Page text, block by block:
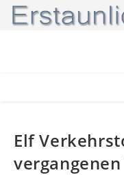
Elf